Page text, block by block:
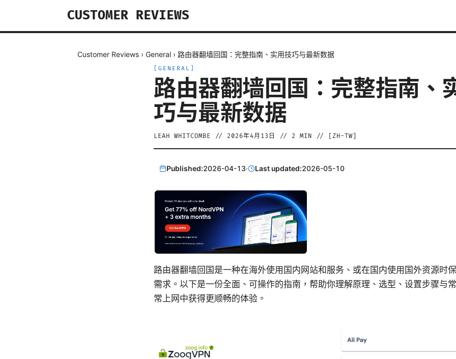
CUSTOMER REVIEWS
Customer Reviews › General › 路由器翻墙回国：完整指南、实用技巧与最新数据
GENERAL
路由器翻墙回国：完整指南、
巧与最新数据
LEAH WHITCOMBE // 2026年4月13日 // 2 MIN // [ ZH-TW
Published:2026-04-13· Last updated:2026-05-10
路由器翻墙回国是一种在海外使用国内网站和服务、或在国内使用国外资源时
需求。以下是一份全面、可操作的指南，帮助你理解原理、选型、设置步骤与
常上网中获得更顺畅的体验。